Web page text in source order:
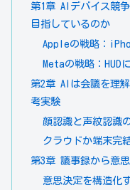
第1章 AIデバイス競
目指しているのか
Appleの戦略：
Metaの戦略：
第2章 AIは会議を理
考実験
顔認識と声紋認識
クラウドか端末完
第3章 議事録から意
意思決定を構造化